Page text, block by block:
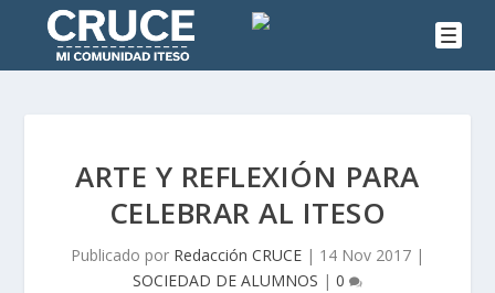
ARTE Y REFLEXIÓN PARA
CELEBRAR AL ITESO
Publicado por Redacción CRUCE | 14 Nov 2017 |
SOCIEDAD DE ALUMNOS | 0